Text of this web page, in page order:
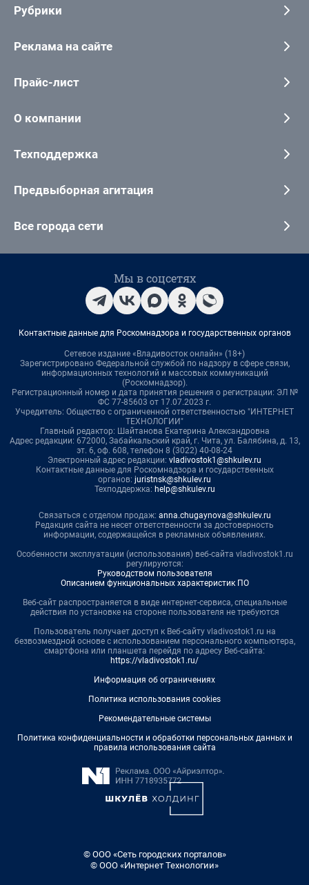
Рубрики
Реклама на сайте
Прайс-лист
О компании
Техподдержка
Предвыборная агитация
Все города сети
Мы в соцсетях
Контактные данные для Роскомнадзора и государственных органов
Сетевое издание «Владивосток онлайн» (18+)
Зарегистрировано Федеральной службой по надзору в сфере связи,
информационных технологий и массовых коммуникаций
(Роскомнадзор).
Регистрационный номер и дата принятия решения о регистрации: ЭЛ №
ФС 77-85603 от 17.07.2023 г.
Учредитель: Общество с ограниченной ответственностью "ИНТЕРНЕТ
ТЕХНОЛОГИИ"
Главный редактор: Шайтанова Екатерина Александровна
Адрес редакции: 672000, Забайкальский край, г. Чита, ул. Балябина, д. 13,
эт. 6, оф. 608, телефон 8 (3022) 40-08-24
Электронный адрес редакции: vladivostok1@shkulev.ru
Контактные данные для Роскомнадзора и государственных
органов: juristnsk@shkulev.ru
Техподдержка: help@shkulev.ru
Связаться с отделом продаж: anna.chugaynova@shkulev.ru
Редакция сайта не несет ответственности за достоверность
информации, содержащейся в рекламных объявлениях.
Особенности эксплуатации (использования) веб-сайта vladivostok1.ru
регулируются:
Руководством пользователя
Описанием функциональных характеристик ПО
Веб-сайт распространяется в виде интернет-сервиса, специальные
действия по установке на стороне пользователя не требуются
Пользователь получает доступ к Веб-сайту vladivostok1.ru на
безвозмездной основе с использованием персонального компьютера,
смартфона или планшета перейдя по адресу Веб-сайта:
https://vladivostok1.ru/
Информация об ограничениях
Политика использования cookies
Рекомендательные системы
Политика конфиденциальности и обработки персональных данных и
правила использования сайта
© ООО «Сеть городских порталов»
© ООО «Интернет Технологии»